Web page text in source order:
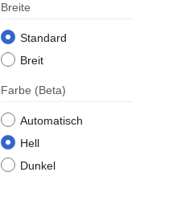
Breite
Standard
Breit
Farbe (Beta)
Automatisch
Hell
Dunkel